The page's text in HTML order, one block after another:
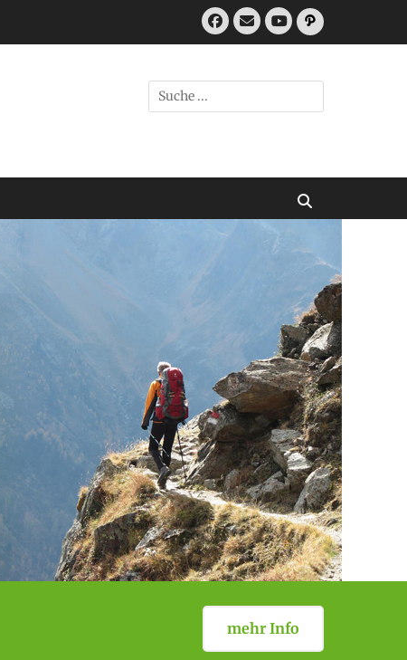
Facebook
E-
MailYouTube
Pfad
Suchen
nach:
mehr Info